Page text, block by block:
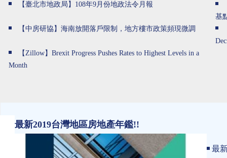
【臺北市地政局】108年9月份地政法令月報
基
【中房研協】海南放開落戶限制，地方樓市政策頻現微調
【Zillow】Brexit Progress Pushes Rates to Highest Levels in a
Month
最新2019台灣地區房地產年鑑!!
最